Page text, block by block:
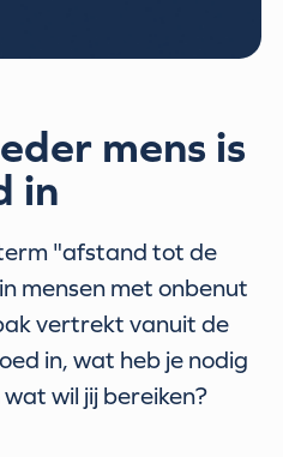
mens is
in
"afstand tot de
mensen met onbenut
vertrekt vanuit de
in, wat heb je nodig
wil jij bereiken?